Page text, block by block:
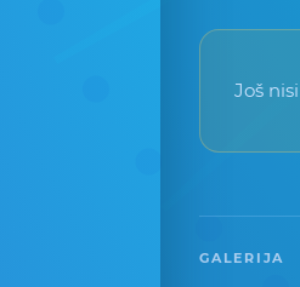
Još
GALERIJA